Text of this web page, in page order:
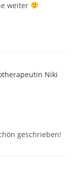
weiter
Niki
geschrieben!